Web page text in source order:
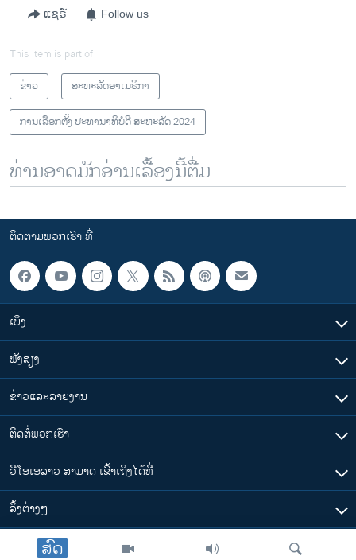
ສົດ
ແຊຣ໌ Follow us
This item is part of
ຂ່າວ
ສະຫະລັດອາເມຣິກາ
ການເລືອກຕັ້ງ ປະທານາທິບໍດີ ສະຫະລັດ 2024
ທ່ານອາດມັກອ່ານເລື້ອງນີ້ຕື່ມ
ຕິດຕາມພວກເຮົາ ທີ່
ເບິ່ງ
ຟັງສຽງ
ຂ່າວແລະລາຍງານ
ຕິດຕໍ່ພວກເຮົາ
ວີໂອເອລາວ ສາມາດ ເຂົ້າເຖິງໄດ້ທີ່
​ລິ້ງ​ຕ່າງໆ
ຕາມເວລາໃນລາວ